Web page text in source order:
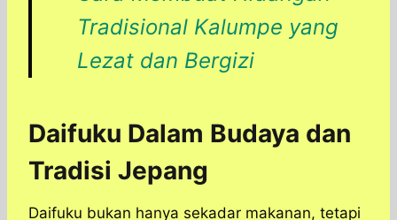
Tradisional Kalumpe yang
Lezat dan Bergizi
Daifuku Dalam Budaya dan
Tradisi Jepang
Daifuku bukan hanya sekadar makanan, tetapi